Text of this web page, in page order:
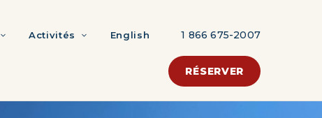
Activités English 1 866 675-2007
RÉSERVER